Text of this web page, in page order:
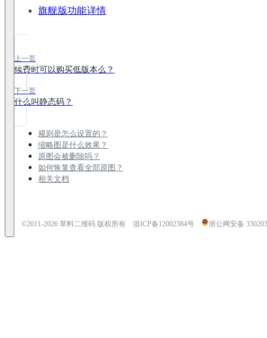
旗舰版功能详情
上一页
续费时可以购买低版本么？
下一页
什么叫静态码？
规则是怎么设置的？
缩略图是什么效果？
原图会被删除吗？
如何恢复查看全部原图？
相关文档
©2011-2026草料二维码 版权所有 浙ICP备12002384号 浙公网安备